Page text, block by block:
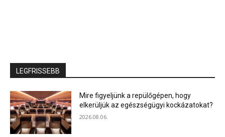
LEGFRISSEBB
Mire figyeljünk a repülőgépen, hogy
elkerüljük az egészségügyi kockázatokat?
2026.08.06.